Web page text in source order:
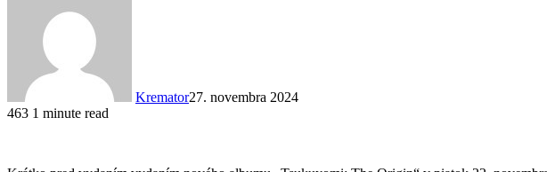
Kremator27. novembra 2024
463 1 minute read